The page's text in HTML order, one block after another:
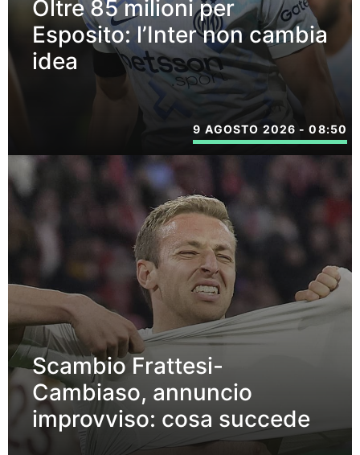
Oltre 85 milioni per
Esposito: l’Inter non cambia
idea
9 AGOSTO 2026 - 08:50
Scambio Frattesi-
Cambiaso, annuncio
improvviso: cosa succede